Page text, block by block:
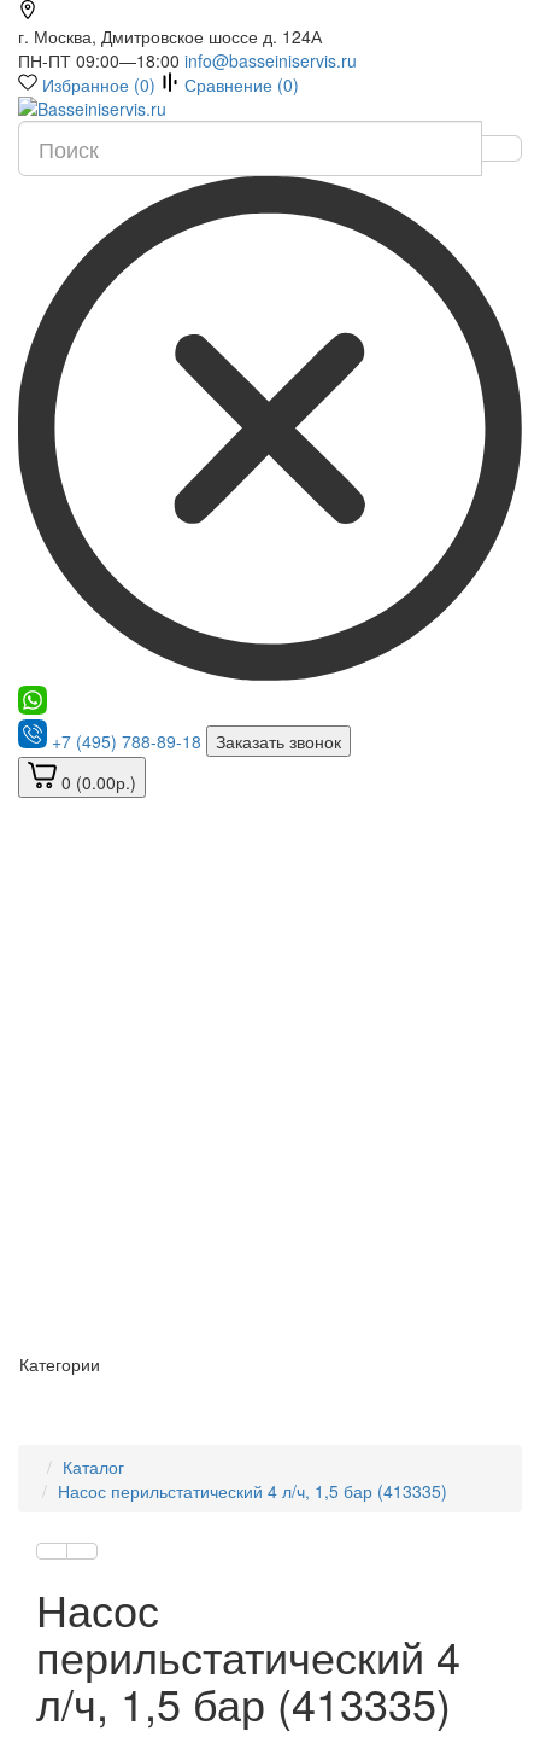
г. Москва, Дмитровское шоссе д. 124А
ПН-ПТ 09:00—18:00 info@basseiniservis.ru
Избранное (0) Сравнение (0)
+7 (495) 788-89-18
Заказать звонок
0 (0.00р.)
Категории
Каталог
Насос перильстатический 4 л/ч, 1,5 бар (413335)
Насос
перильстатический 4
л/ч, 1,5 бар (413335)